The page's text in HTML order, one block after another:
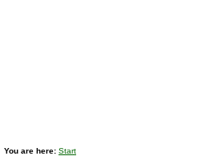
You are here: Start